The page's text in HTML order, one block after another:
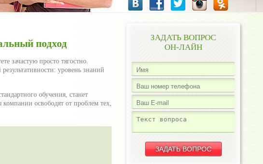
подход
зачастую просто тягостно.
уровень знаний
обучения, станет
освободят от проблем тех,
ЗАДАТЬ ВОПРОС
ОН-ЛАЙН